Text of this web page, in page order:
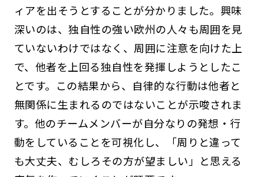
ィアを出そうとすることが分かりました。興味
深いのは、独自性の強い欧州の人々も周囲を見
ていないわけではなく、周囲に注意を向けた上
で、他者を上回る独自性を発揮しようとしたこ
とです。この結果から、自律的な行動は他者と
無関係に生まれるのではないことが示唆されま
す。他のチームメンバーが自分なりの発想・行
動をしていることを可視化し、「周りと違って
も大丈夫、むしろその方が望ましい」と思える